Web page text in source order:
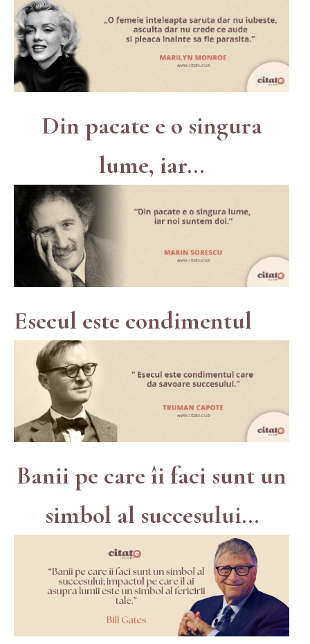
Din pacate e o singura
lume, iar...
Esecul este condimentul
Banii pe care îi faci sunt un
simbol al succesului...